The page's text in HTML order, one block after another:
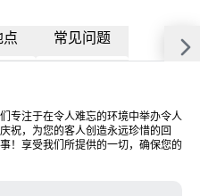
点 常见问题
专注于在令人难忘的环境中举办令人
祝，为您的客人创造永远珍惜的回
！享受我们所提供的一切，确保您的